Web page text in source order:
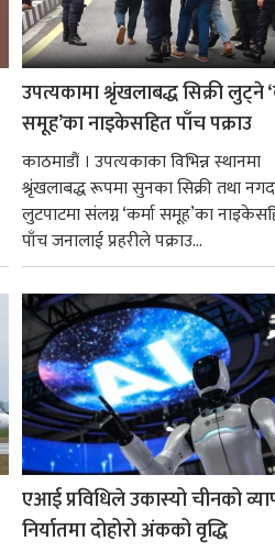
उपत्यकामा श्रृंखलाबद्ध सिक्री लुट्ने
समूह’का नाइकेसहित पाँच पक्राउ
काठमाडौं । उपत्यकाका विभिन्न स्थानमा
श्रृंखलाबद्ध रूपमा सुनका सिक्री तथा नगद
लुटपाटमा संलग्न ‘कर्मा समूह’का
पाँच जनालाई प्रहरीले पक्राउ...
एआई प्रविधिले उकास्यो चीनको
निर्यातमा दोहोरो अंकको वृद्धि